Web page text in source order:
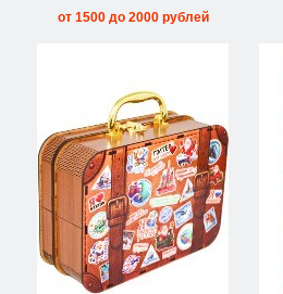
от 1500 до 2000 рублей